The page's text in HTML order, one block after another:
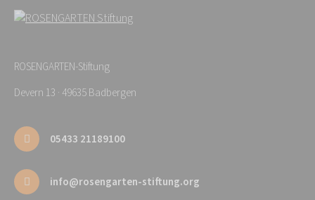
ROSENGARTEN-Stiftung
Devern 13 · 49635 Badbergen
05433 21189100
info@rosengarten-stiftung.org